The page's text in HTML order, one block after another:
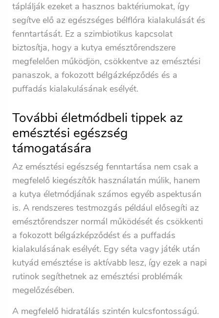
táplálják ezeket a hasznos baktériumokat, így
segítve elő az egészséges bélflóra kialakulását és
fenntartását. Ez a szimbiotikus kapcsolat
biztosítja, hogy a kutya emésztőrendszere
megfelelően működjön, csökkentve az emésztési
panaszok, a fokozott bélgázképződés és a
puffadás kialakulásának esélyét.
További életmódbeli tippek az
emésztési egészség
támogatására
Az emésztési egészség fenntartása nem csak a
megfelelő kiegészítők használatán múlik, hanem
a kutya életmódjának számos egyéb aspektusán
is. A rendszeres testmozgás például elősegíti az
emésztőrendszer normál működését és csökkenti
a fokozott bélgázképződést és a puffadás
kialakulásának esélyét. Egy séta vagy játék után
kutyád emésztése is aktívabb lesz, így ezek a napi
rutinok segíthetnek az emésztési problémák
megelőzésében.
A megfelelő hidratálás szintén kulcsfontosságú.